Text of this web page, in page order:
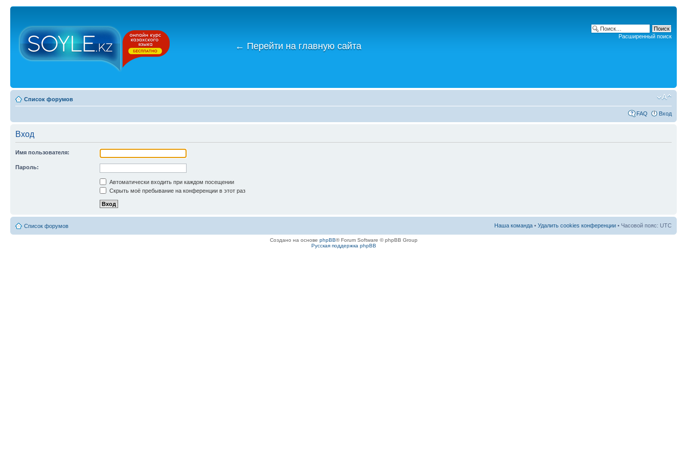
← Перейти на главную сайта
Расширенный поиск
Список форумов
FAQ Вход
Вход
Имя пользователя:
Пароль:
Автоматически входить при каждом посещении
Скрыть моё пребывание на конференции в этот раз
Список форумов Наша команда • Удалить cookies конференции • Часовой пояс: UTC
Создано на основе phpBB® Forum Software © phpBB Group
Русская поддержка phpBB